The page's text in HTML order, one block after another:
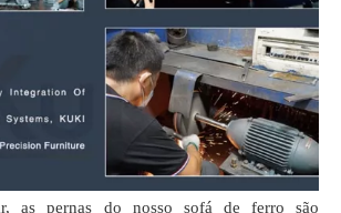
as pernas do nosso sofá de ferro são